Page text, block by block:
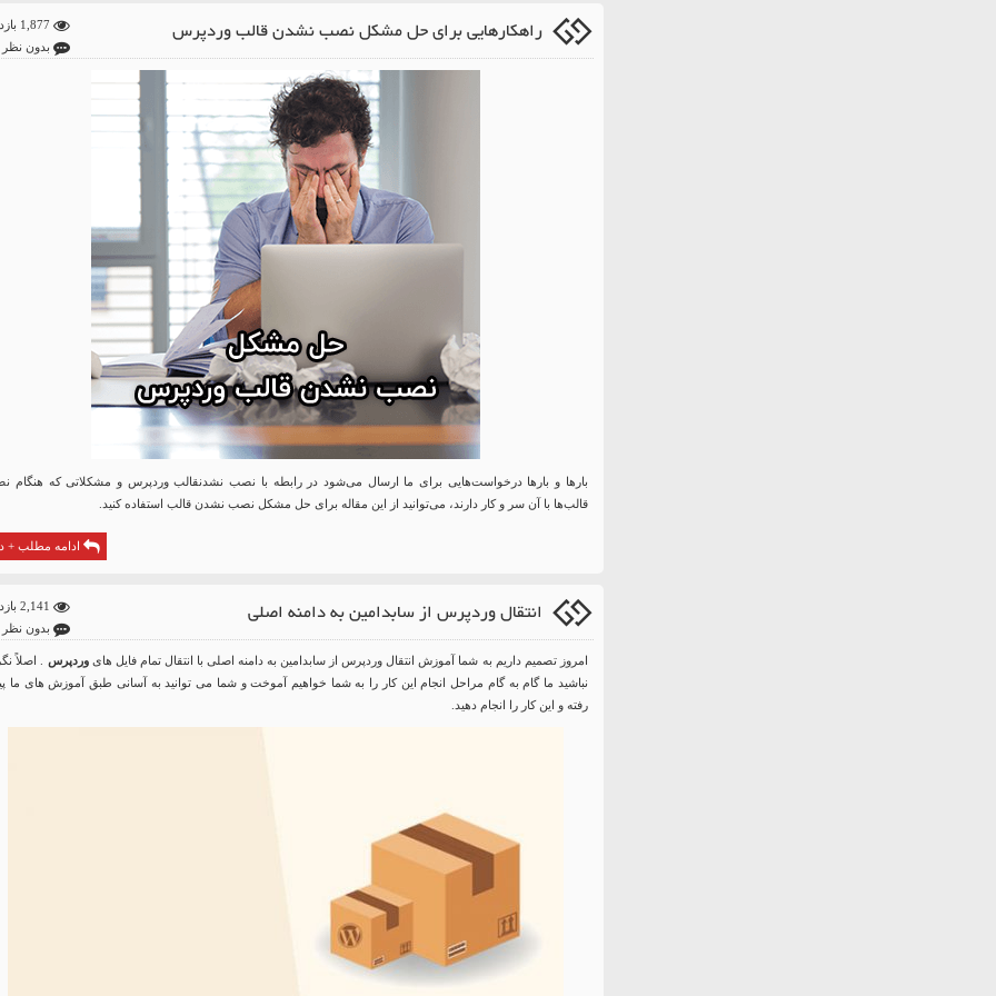
راهکار‌هایی برای حل مشکل نصب نشدن قالب وردپرس
1,877 بازدید
بدون نظر
بارها و بارها درخواست‌هایی برای ما ارسال می‌شود در رابطه با نصب نشدنقالب وردپرس و مشکلاتی که هنگام
قالب‌ها با آن سر و کار دارند، می‌توانید از این مقاله برای حل مشکل نصب نشدن قالب استفاده کنید.
ادامه مطلب +
انتقال وردپرس از سابدامین به دامنه اصلی
بدون نظر
امروز تصمیم داریم به شما آموزش انتقال وردپرس از سابدامین به دامنه اصلی با انتقال تمام فایل هایوردپرس
. اصلاً
نباشید ما گام به گام مراحل انجام این کار را به شما خواهیم آموخت و شما می توانید به آسانی طبق آموزش های ما
رفته و این کار را انجام دهید.